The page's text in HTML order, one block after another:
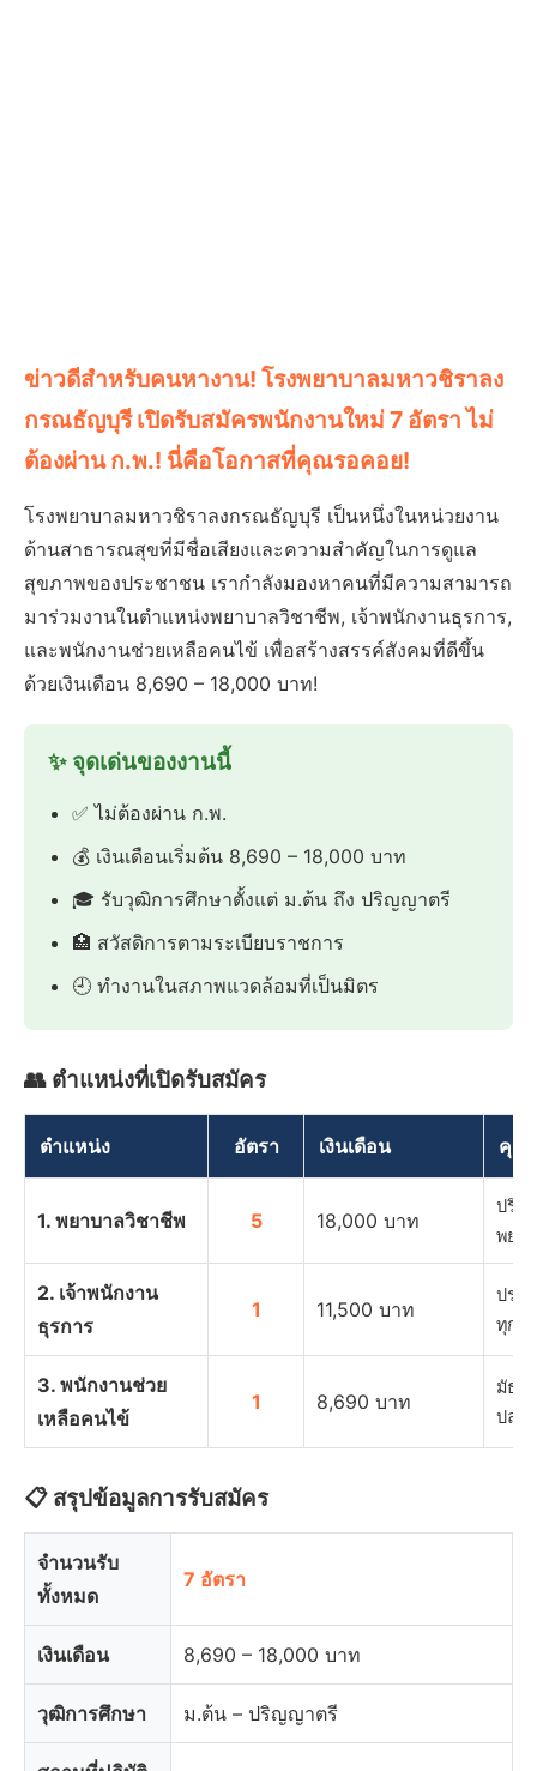
ข่าวดีสำหรับคนหางาน! โรงพยาบาลมหาวชิราลง
กรณธัญบุรี เปิดรับสมัครพนักงานใหม่ 7 อัตรา ไม่
ต้องผ่าน ก.พ.! นี่คือโอกาสที่คุณรอคอย!
โรงพยาบาลมหาวชิราลงกรณธัญบุรี เป็นหนึ่งในหน่วยงาน
ด้านสาธารณสุขที่มีชื่อเสียงและความสำคัญในการดูแล
สุขภาพของประชาชน เรากำลังมองหาคนที่มีความสามารถ
มาร่วมงานในตำแหน่งพยาบาลวิชาชีพ, เจ้าพนักงานธุรการ,
และพนักงานช่วยเหลือคนไข้ เพื่อสร้างสรรค์สังคมที่ดีขึ้น
ด้วยเงินเดือน 8,690 – 18,000 บาท!
✨ จุดเด่นของงานนี้
✅ ไม่ต้องผ่าน ก.พ.
💰 เงินเดือนเริ่มต้น 8,690 – 18,000 บาท
🎓 รับวุฒิการศึกษาตั้งแต่ ม.ต้น ถึง ปริญญาตรี
🏥 สวัสดิการตามระเบียบราชการ
🕘 ทำงานในสภาพแวดล้อมที่เป็นมิตร
👥 ตำแหน่งที่เปิดรับสมัคร
ตำแหน่ง อัตรา เงินเดือน คุณ
1. พยาบาลวิชาชีพ 5 18,000 บาท
ปริญ
พยา
2. เจ้าพนักงาน
ธุรการ
1 11,500 บาท
ประ
ทุกส
3. พนักงานช่วย
เหลือคนไข้
1 8,690 บาท
มัธย
ปลา
📋 สรุปข้อมูลการรับสมัคร
จำนวนรับ
ทั้งหมด
7 อัตรา
เงินเดือน 8,690 – 18,000 บาท
วุฒิการศึกษา ม.ต้น – ปริญญาตรี